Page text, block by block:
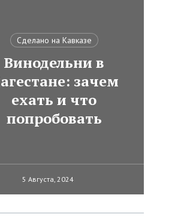
Сделано на Кавказе
Винодельни в
зачем
ехать и что
попробовать
5 Августа, 2024